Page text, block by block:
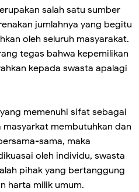
salah satu sumber
jumlahnya yang begitu
oleh seluruh masyarakat.
tegas bahwa kepemilikan
kepada swasta apalagi
memenuhi sifat sebagai
membutuhkan dan
sama, maka
oleh individu, swasta
pihak yang bertanggung
harta milik umum.